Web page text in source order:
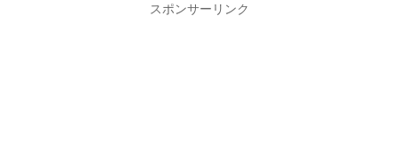
スポンサーリンク